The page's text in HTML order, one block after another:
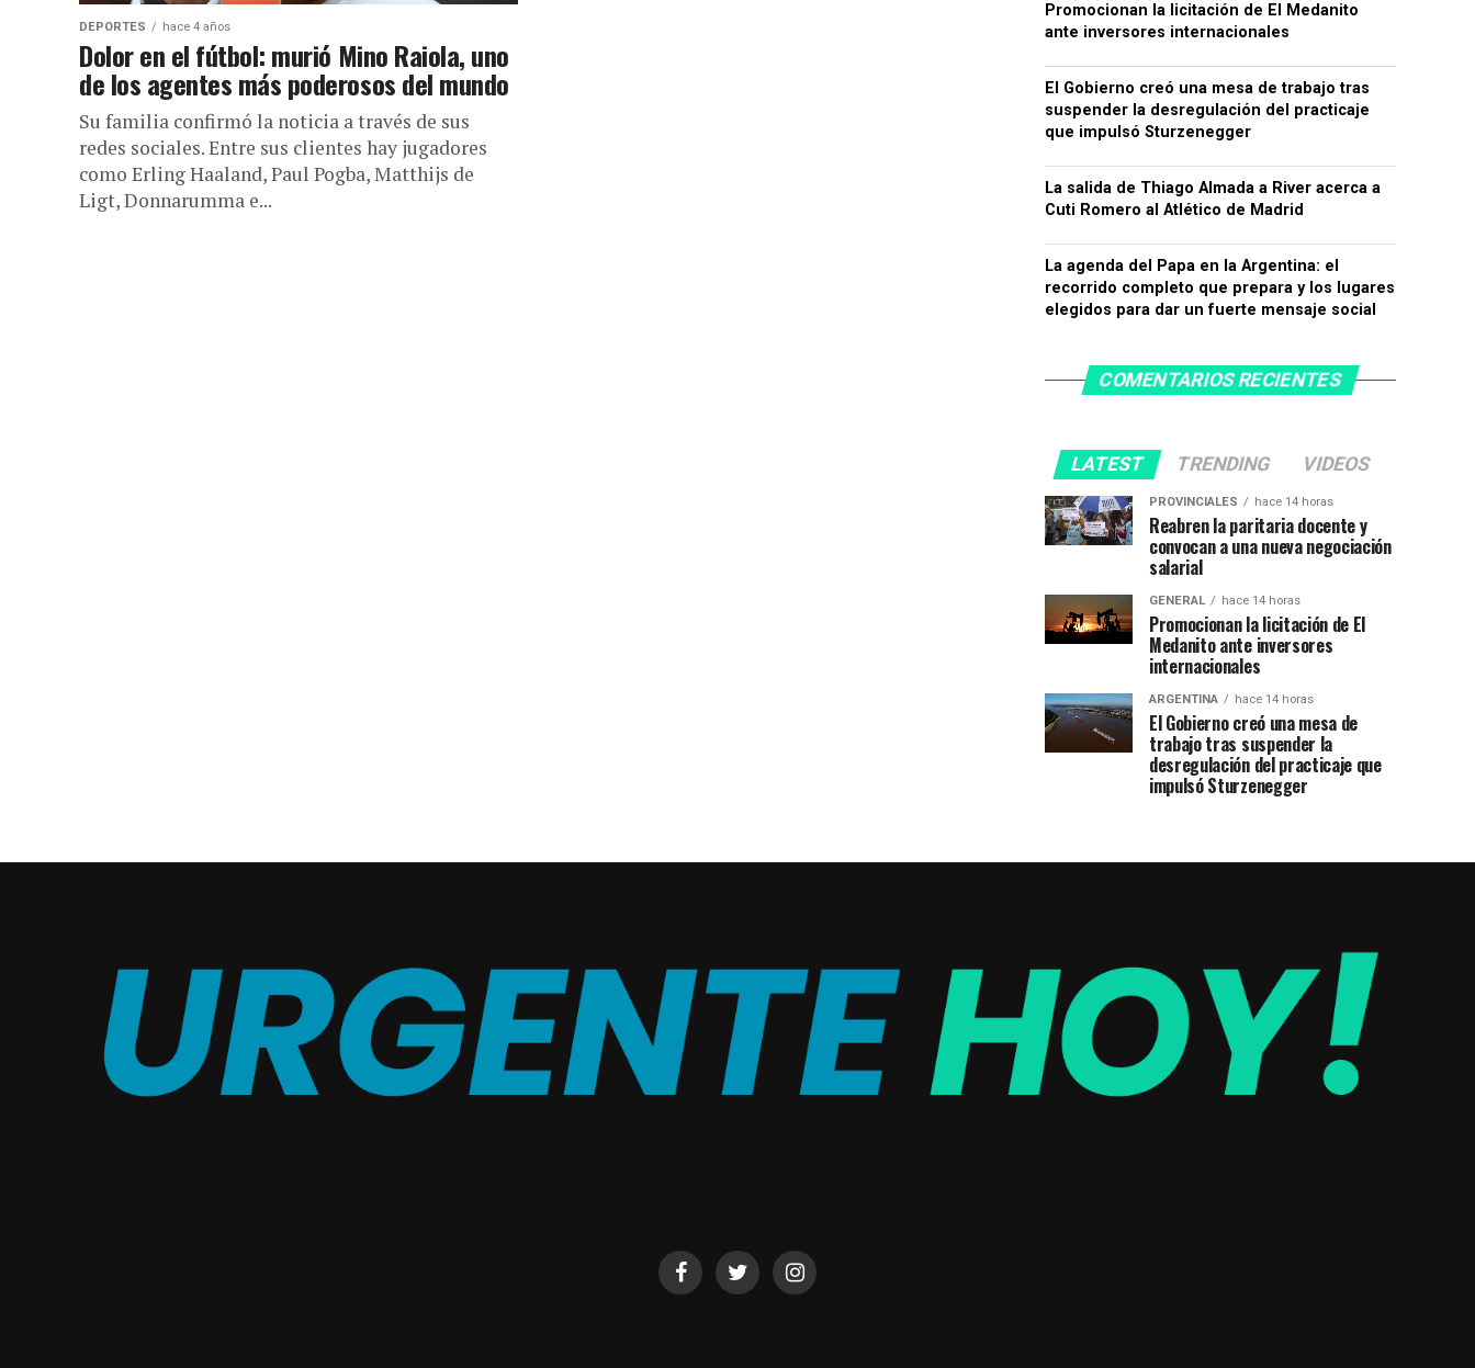
DEPORTES hace 4 años
Dolor en el fútbol: murió Mino Raiola, uno
de los agentes más poderosos del mundo
Su familia confirmó la noticia a través de sus
redes sociales. Entre sus clientes hay jugadores
como Erling Haaland, Paul Pogba, Matthijs de
Ligt, Donnarumma e...
Promocionan la licitación de El Medanito
ante inversores internacionales
El Gobierno creó una mesa de trabajo tras
suspender la desregulación del practicaje
que impulsó Sturzenegger
La salida de Thiago Almada a River acerca a
Cuti Romero al Atlético de Madrid
La agenda del Papa en la Argentina: el
recorrido completo que prepara y los lugares
elegidos para dar un fuerte mensaje social
COMENTARIOS RECIENTES
LATEST TRENDING VIDEOS
PROVINCIALES hace 14 horas
Reabren la paritaria docente y
convocan a una nueva negociación
salarial
GENERAL hace 14 horas
Promocionan la licitación de El
Medanito ante inversores
internacionales
ARGENTINA hace 14 horas
El Gobierno creó una mesa de
trabajo tras suspender la
desregulación del practicaje que
impulsó Sturzenegger